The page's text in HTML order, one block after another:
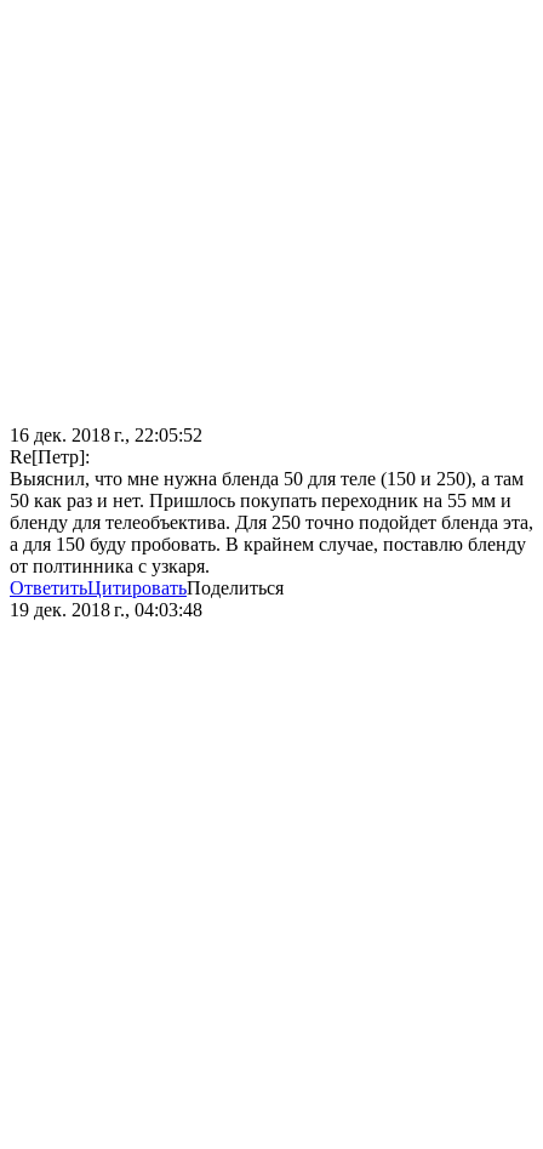
16 дек. 2018 г., 22:05:52
Re[Петр]:
Выяснил, что мне нужна бленда 50 для теле (150 и 250), а там
50 как раз и нет. Пришлось покупать переходник на 55 мм и
бленду для телеобъектива. Для 250 точно подойдет бленда эта,
а для 150 буду пробовать. В крайнем случае, поставлю бленду
от полтинника с узкаря.
ОтветитьЦитироватьПоделиться
19 дек. 2018 г., 04:03:48